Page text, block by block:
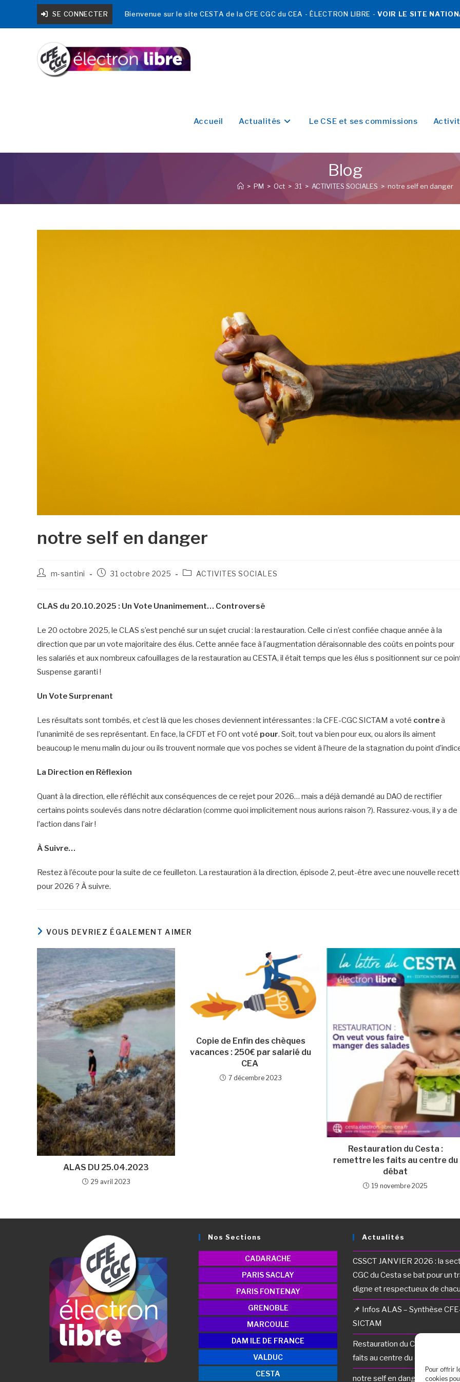
Pour offrir
cookies
SE CONNECTER Bienvenue sur le site CESTA de la CFE CGC du CEA - ÉLECTRON LIBRE -VOIR LE SITE
Accueil Actualités Le CSE et ses commissions
Blog
> PM > Oct > 31 > ACTIVITES SOCIALES > notre self en danger
notre self en danger
m-santini 31 octobre 2025 ACTIVITES SOCIALES
CLAS du 20.10.2025 : Un Vote Unanimement… Controversé
Le 20 octobre 2025, le CLAS s’est penché sur un sujet crucial : la restauration. Celle ci n’est confiée chaque année à la
direction que par un vote majoritaire des élus. Cette année face à l’augmentation déraisonnable des coûts en points pour
les salariés et aux nombreux cafouillages de la restauration au CESTA, il était temps que les élus s positionnent sur ce
Suspense garanti !
Un Vote Surprenant
Les résultats sont tombés, et c’est là que les choses deviennent intéressantes : la CFE-CGC SICTAM a voté contreà
l’unanimité de ses représentant. En face, la CFDT et FO ont voté pour. Soit, tout va bien pour eux, ou alors ils aiment
beaucoup le menu malin du jour ou ils trouvent normale que vos poches se vident à l’heure de la stagnation du point
La Direction en Réflexion
Quant à la direction, elle réfléchit aux conséquences de ce rejet pour 2026… mais a déjà demandé au DAO de rectifier
certains points soulevés dans notre déclaration (comme quoi implicitement nous aurions raison ?). Rassurez-vous, il y a de
l’action dans l’air !
À Suivre…
Restez à l’écoute pour la suite de ce feuilleton. La restauration à la direction, épisode 2, peut-être avec une nouvelle
pour 2026 ? À suivre.
VOUS DEVRIEZ ÉGALEMENT AIMER
ALAS DU 25.04.2023
29 avril 2023
Copie de Enfin des chèques
vacances : 250€ par salarié du
CEA
7 décembre 2023
Restauration du Cesta :
remettre les faits au centre du
débat
19 novembre 2025
Nos Sections
CADARACHE
PARIS SACLAY
PARIS FONTENAY
GRENOBLE
MARCOULE
DAM ILE DE FRANCE
VALDUC
CESTA
Actualités
CSSCT JANVIER 2026 : la
CGC du Cesta se bat pour un
digne et respectueux de
📌 Infos ALAS – Synthèse
SICTAM
Restauration du Cesta :
faits au centre du débat
notre self en danger